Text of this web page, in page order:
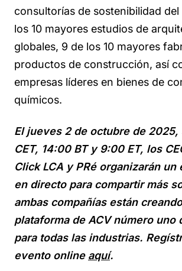
consultorías de sostenibilidad del
los 10 mayores estudios de
globales, 9 de los 10 mayores
productos de construcción, así
empresas líderes en bienes de
químicos.
El jueves 2 de octubre de 2025,
CET, 14:00 BT y 9:00 ET, los
Click LCA y PRé organizarán
en directo para compartir más
ambas compañías están
plataforma de ACV número uno
para todas las industrias.
evento online aquí.